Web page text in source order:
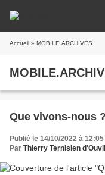
Accueil » MOBILE.ARCHIVES
Que vivons-nous
Publié le 14/10/2022 à 12:05
Par Thierry Ternisien